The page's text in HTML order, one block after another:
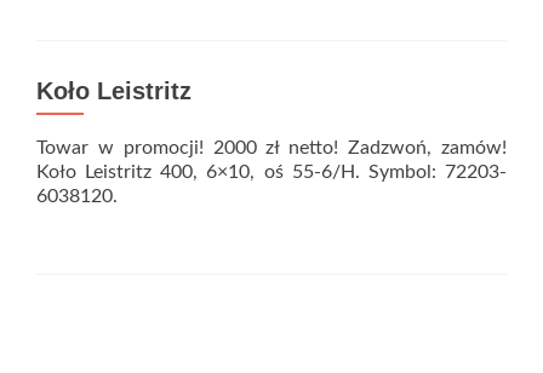
Koło Leistritz
Towar w promocji! 2000 zł netto! Zadzwoń, zamów!
Koło Leistritz 400, 6×10, oś 55-6/H. Symbol: 72203-
6038120.